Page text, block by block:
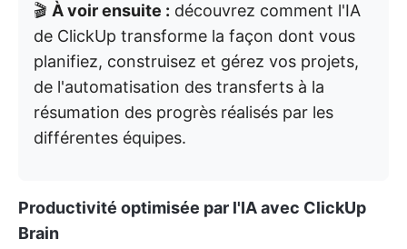
🎬 À voir ensuite : découvrez comment l'IA
de ClickUp transforme la façon dont vous
planifiez, construisez et gérez vos projets,
de l'automatisation des transferts à la
résumation des progrès réalisés par les
différentes équipes.
Productivité optimisée par l'IA avec ClickUp
Brain